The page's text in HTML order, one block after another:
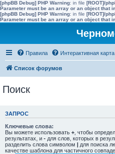
[phpBB Debug] PHP Warning: in file [ROOT]/
Parameter must be an array or an object that
[phpBB Debug] PHP Warning: in file [ROOT]/
Parameter must be an array or an object that
Правила Интерактивная карта
Список форумов
Поиск
ЗАПРОС
Ключевые слова:
Вы можете использовать + , чтобы
результатах, и - для слов, которых в
разделить слова символом | для поиска
качестве шаблона для частичного